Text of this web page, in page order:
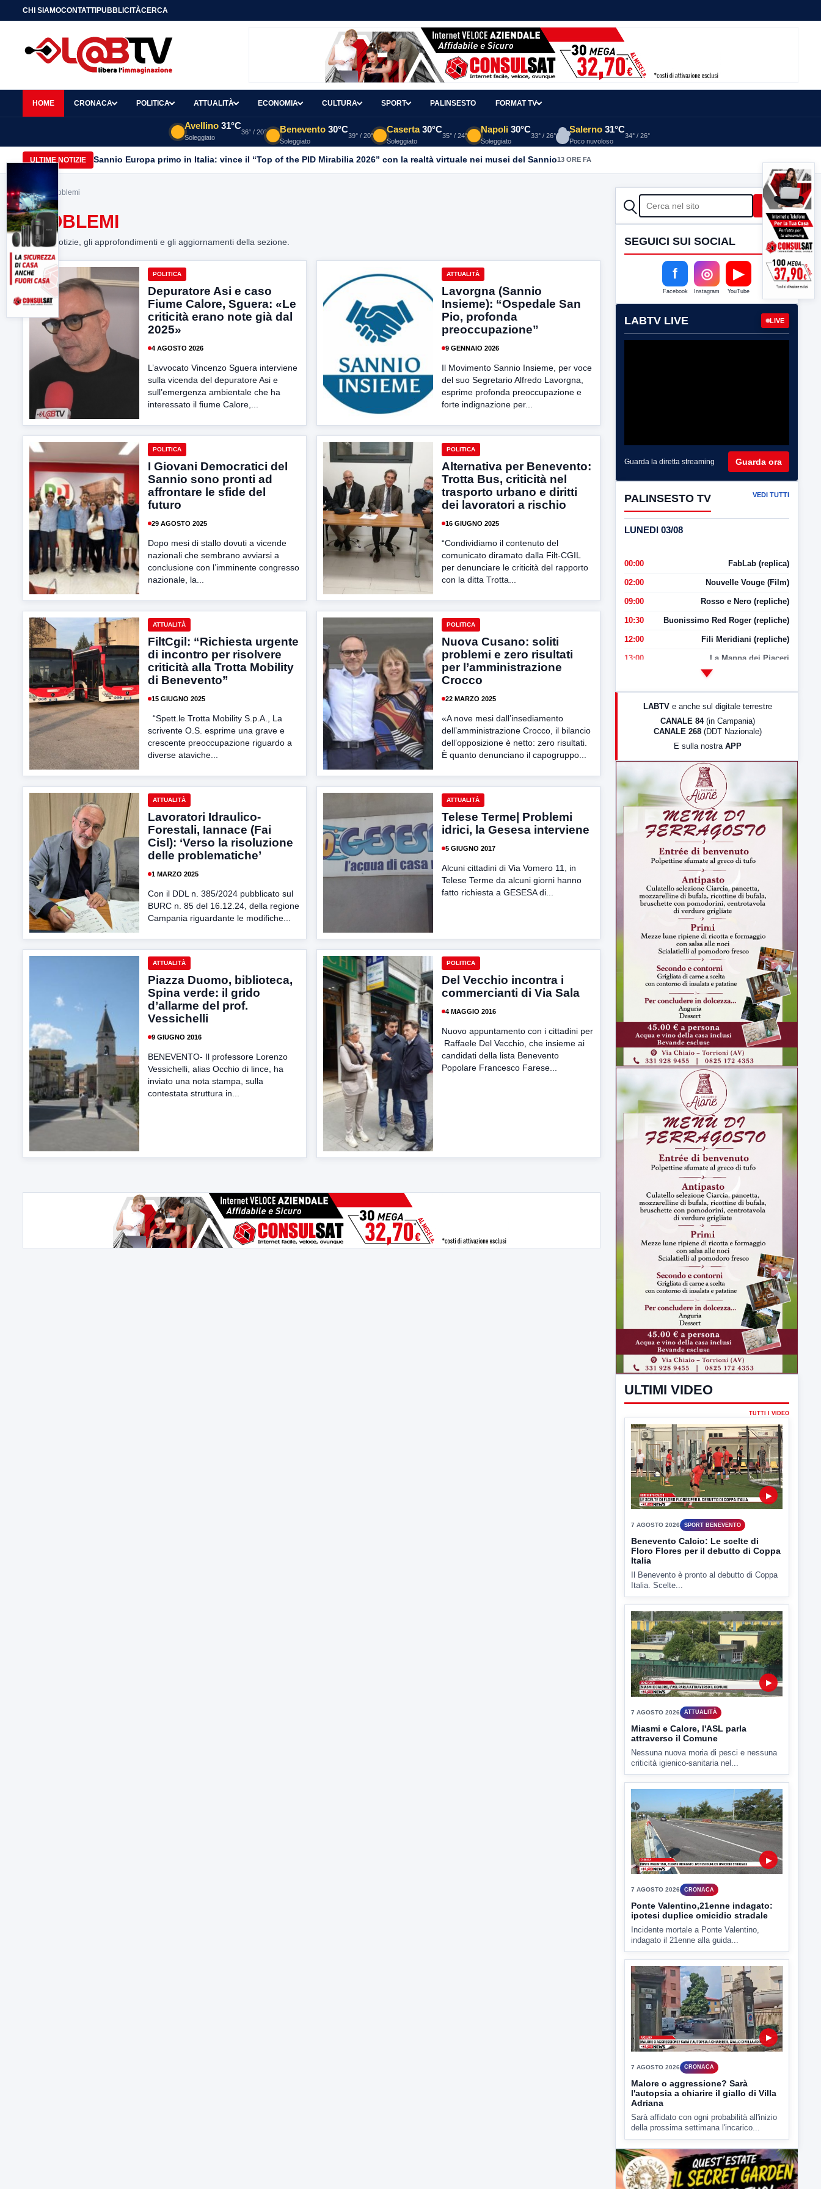
CHI SIAMOCONTATTIPUBBLICITÀCERCA
HOME CRONACA POLITICA ATTUALITÀ ECONOMIA CULTURA SPORT PALINSESTO FORMAT TV
Avellino 31°C
Soleggiato
36° / 20° Benevento 30°C
Soleggiato
39° / 20°
Caserta 30°C
Soleggiato
35° / 24°
Napoli 30°C
Soleggiato
33° / 26°
Salerno 31°C
Poco nuvoloso
34° / 26°
ULTIME NOTIZIE Sannio Europa primo in Italia: vince il “Top of the PID Mirabilia 2026” con la realtà virtuale nei musei del Sannio13 ORE FA
Home> problemi
PROBLEMI
Tutte le notizie, gli approfondimenti e gli aggiornamenti della sezione.
POLITICA
Depuratore Asi e caso
Fiume Calore, Sguera: «Le
criticità erano note già dal
2025»
4 AGOSTO 2026
L’avvocato Vincenzo Sguera interviene
sulla vicenda del depuratore Asi e
sull’emergenza ambientale che ha
interessato il fiume Calore,...
ATTUALITÀ
Lavorgna (Sannio
Insieme): “Ospedale San
Pio, profonda
preoccupazione”
9 GENNAIO 2026
Il Movimento Sannio Insieme, per voce
del suo Segretario Alfredo Lavorgna,
esprime profonda preoccupazione e
forte indignazione per...
POLITICA
I Giovani Democratici del
Sannio sono pronti ad
affrontare le sfide del
futuro
29 AGOSTO 2025
Dopo mesi di stallo dovuti a vicende
nazionali che sembrano avviarsi a
conclusione con l’imminente congresso
nazionale, la...
POLITICA
Alternativa per Benevento:
Trotta Bus, criticità nel
trasporto urbano e diritti
dei lavoratori a rischio
16 GIUGNO 2025
“Condividiamo il contenuto del
comunicato diramato dalla Filt-CGIL
per denunciare le criticità del rapporto
con la ditta Trotta...
ATTUALITÀ
FiltCgil: “Richiesta urgente
di incontro per risolvere
criticità alla Trotta Mobility
di Benevento”
15 GIUGNO 2025
“Spett.le Trotta Mobility S.p.A., La
scrivente O.S. esprime una grave e
crescente preoccupazione riguardo a
diverse ataviche...
POLITICA
Nuova Cusano: soliti
problemi e zero risultati
per l’amministrazione
Crocco
22 MARZO 2025
«A nove mesi dall’insediamento
dell’amministrazione Crocco, il bilancio
dell’opposizione è netto: zero risultati.
È quanto denunciano il capogruppo...
ATTUALITÀ
Lavoratori Idraulico-
Forestali, Iannace (Fai
Cisl): ‘Verso la risoluzione
delle problematiche’
1 MARZO 2025
Con il DDL n. 385/2024 pubblicato sul
BURC n. 85 del 16.12.24, della regione
Campania riguardante le modifiche...
ATTUALITÀ
Telese Terme| Problemi
idrici, la Gesesa interviene
5 GIUGNO 2017
Alcuni cittadini di Via Vomero 11, in
Telese Terme da alcuni giorni hanno
fatto richiesta a GESESA di...
ATTUALITÀ
Piazza Duomo, biblioteca,
Spina verde: il grido
d’allarme del prof.
Vessichelli
9 GIUGNO 2016
BENEVENTO- Il professore Lorenzo
Vessichelli, alias Occhio di lince, ha
inviato una nota stampa, sulla
contestata struttura in...
POLITICA
Del Vecchio incontra i
commercianti di Via Sala
4 MAGGIO 2016
Nuovo appuntamento con i cittadini per
Raffaele Del Vecchio, che insieme ai
candidati della lista Benevento
Popolare Francesco Farese...
CERCA Cerca
SEGUICI SUI SOCIAL
f
Facebook
◎
Instagram
▶
YouTube
LABTV LIVE LIVE
Guarda la diretta streaming Guarda ora
PALINSESTO TV VEDI TUTTI
LUNEDI 03/08
00:00 FabLab (replica)
02:00 Nouvelle Vouge (Film)
09:00 Rosso e Nero (repliche)
10:30 Buonissimo Red Roger (repliche)
12:00 Fili Meridiani (repliche)
13:00 La Mappa dei Piaceri
LabNews (Diretta)
LabNews (replica)
LABTV e anche sul digitale terrestre
CANALE 84 (in Campania)
CANALE 268 (DDT Nazionale)
E sulla nostra APP
ULTIMI VIDEO
TUTTI I VIDEO
▶
7 AGOSTO 2026 SPORT BENEVENTO
Benevento Calcio: Le scelte di
Floro Flores per il debutto di Coppa
Italia
Il Benevento è pronto al debutto di Coppa
Italia. Scelte...
▶
7 AGOSTO 2026 ATTUALITÀ
Miasmi e Calore, l'ASL parla
attraverso il Comune
Nessuna nuova moria di pesci e nessuna
criticità igienico-sanitaria nel...
▶
7 AGOSTO 2026 CRONACA
ipotesi duplice omicidio stradale
Incidente mortale a Ponte Valentino,
indagato il 21enne alla guida...
7 AGOSTO 2026 CRONACA
Malore o aggressione? Sarà
l'autopsia a chiarire il giallo di Villa
Adriana
Sarà affidato con ogni probabilità all'inizio
della prossima settimana l'incarico...